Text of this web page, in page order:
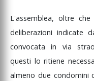
L'assemblea, oltre che
deliberazioniindicate
convocatain via
questi lo ritiene
almeno due condomini